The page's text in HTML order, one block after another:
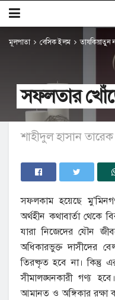
মূলপাতা বেসিক ইলম তাযকিয়াতুন
সফলতার
শাহীদুল হাসান তারেক
সফলকাম হয়েছে
অর্থহীন কথাবার্তা থেকে
যারা নিজেদের যৌন
অধিকারভুক্ত দাসীদের
তিরষ্কৃত হবে না। কিন্তু
সীমালঙ্ঘনকারী গণ্য
আমানত ও অঙ্গিকার রক্ষা